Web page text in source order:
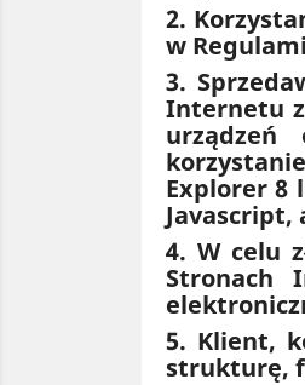
2.
w
3.
Internetu
urządzeń
Explorer 8
Javascript,
4. W celu
Stronach
5. Klient,
strukturę,